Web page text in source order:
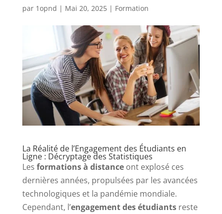
par 1opnd | Mai 20, 2025| Formation
La Réalité de l’Engagement des Étudiants en
Ligne : Décryptage des Statistiques
Les formations à distanceont explosé ces
dernières années, propulsées par les avancées
technologiques et la pandémie mondiale.
Cependant, l’engagement des étudiantsreste